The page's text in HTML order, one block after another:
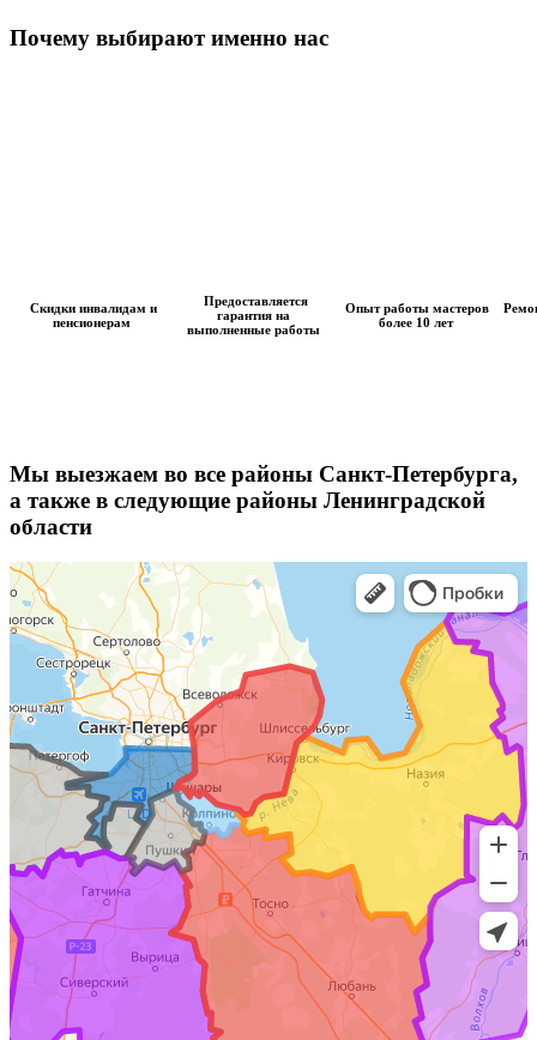
Почему выбирают именно нас
Скидки инвалидам и
пенсионерам
Предоставляется
гарантия на
выполненные работы
Опыт работы мастеров
более 10 лет
Мы выезжаем во все районы Санкт-Петербурга,
а также в следующие районы Ленинградской
области